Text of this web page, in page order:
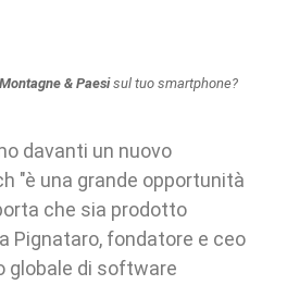
Montagne & Paesisul tuo smartphone?
davanti un nuovo
"è una grande opportunità
che sia prodotto
Pignataro, fondatore e ceo
globale di software